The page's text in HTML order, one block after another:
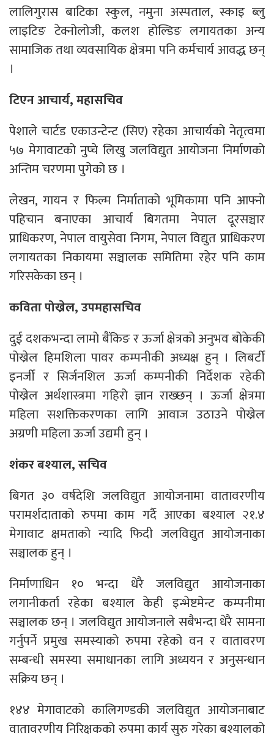
लालिगुरास बाटिका स्कुल, नमुना अस्पताल, स्काइ ब्लु
लाइटिङ टेक्नोलोजी, कलश होल्डिङ लगायतका अन्य
सामाजिक तथा व्यवसायिक क्षेत्रमा पनि कर्मचार्य आवद्ध छन्
।
टिएन आचार्य, महासचिव
पेशाले चार्टड एकाउन्टेन्ट (सिए) रहेका आचार्यको नेतृत्वमा
५७ मेगावाटको नुप्चे लिखु जलविद्युत आयोजना निर्माणको
अन्तिम चरणमा पुगेको छ ।
लेखन, गायन र फिल्म निर्माताको भूमिकामा पनि आफ्नो
पहिचान बनाएका आचार्य बिगतमा नेपाल दूरसञ्चार
प्राधिकरण, नेपाल वायुसेवा निगम, नेपाल विद्युत प्राधिकरण
लगायतका निकायमा सञ्चालक समितिमा रहेर पनि काम
गरिसकेका छन् ।
कविता पोख्रेल, उपमहासचिव
दुई दशकभन्दा लामो बैंकिङ र ऊर्जा क्षेत्रको अनुभव बोकेकी
पोख्रेल हिमशिला पावर कम्पनीकी अध्यक्ष हुन् । लिबर्टी
इनर्जी र सिर्जनशिल ऊर्जा कम्पनीकी निर्देशक रहेकी
पोख्रेल अर्थशास्त्रमा गहिरो ज्ञान राख्छन् । ऊर्जा क्षेत्रमा
महिला सशक्तिकरणका लागि आवाज उठाउने पोख्रेल
अग्रणी महिला ऊर्जा उद्यमी हुन् ।
शंकर बश्याल, सचिव
बिगत ३० वर्षदेशि जलविद्युत आयोजनामा वातावरणीय
परामर्शदाताको रुपमा काम गर्दै आएका बश्याल २१.४
मेगावाट क्षमताको न्यादि फिदी जलविद्युत आयोजनाका
सञ्चालक हुन् ।
निर्माणाधिन १० भन्दा धेरै जलविद्युत आयोजनाका
लगानीकर्ता रहेका बश्याल केही इन्भेष्टमेन्ट कम्पनीमा
सञ्चालक छन् । जलविद्युत आयोजनाले सबैभन्दा धेरै सामना
गर्नुपर्ने प्रमुख समस्याको रुपमा रहेको वन र वातावरण
सम्बन्धी समस्या समाधानका लागि अध्ययन र अनुसन्धान
सक्रिय छन् ।
१४४ मेगावाटको कालिगण्डकी जलविद्युत आयोजनाबाट
वातावरणीय निरिक्षकको रुपमा कार्य सुरु गरेका बश्यालको